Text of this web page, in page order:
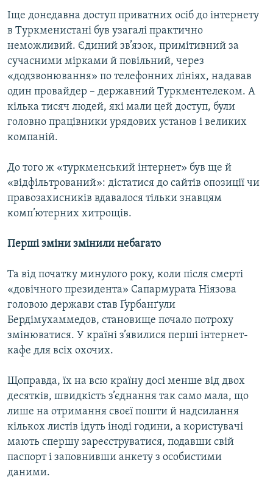
Іще донедавна доступ приватних осіб до інтернету
в Туркменистані був узагалі практично
неможливий. Єдиний зв’язок, примітивний за
сучасними мірками й повільний, через
«додзвонювання» по телефонних лініях, надавав
один провайдер – державний Туркментелеком. А
кілька тисяч людей, які мали цей доступ, були
головно працівники урядових установ і великих
компаній.
До того ж «туркменський інтернет» був ще й
«відфільтрований»: дістатися до сайтів опозиції чи
правозахисників вдавалося тільки знавцям
комп’ютерних хитрощів.
Перші зміни змінили небагато
Та від початку минулого року, коли після смерті
«довічного президента» Сапармурата Ніязова
головою держави став Ґурбанґули
Бердімухаммедов, становище почало потроху
змінюватися. У країні з’явилися перші інтернет-
кафе для всіх охочих.
Щоправда, їх на всю країну досі менше від двох
десятків, швидкість з’єднання так само мала, що
лише на отримання своєї пошти й надсилання
кількох листів ідуть іноді години, а користувачі
мають спершу зареєструватися, подавши свій
паспорт і заповнивши анкету з особистими
даними.